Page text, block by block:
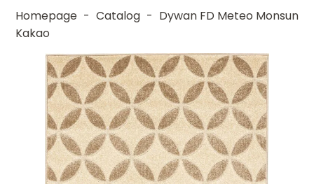
Homepage - Catalog - Dywan FD Meteo Monsun
Kakao